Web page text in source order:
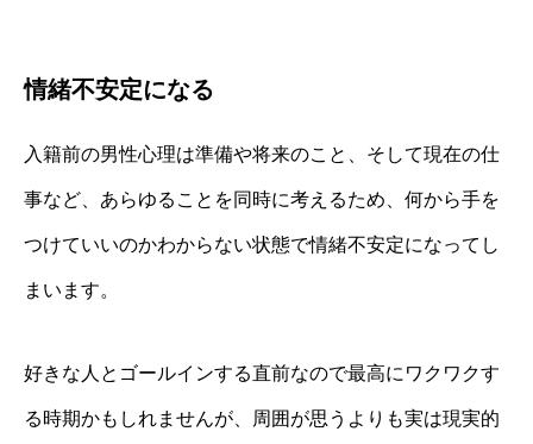
情緒不安定になる
入籍前の男性心理は準備や将来のこと、そして現在の仕
事など、あらゆることを同時に考えるため、何から手を
つけていいのかわからない状態で情緒不安定になってし
まいます。
好きな人とゴールインする直前なので最高にワクワクす
る時期かもしれませんが、周囲が思うよりも実は現実的